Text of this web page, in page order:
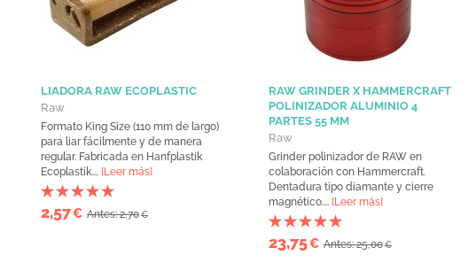
LIADORA RAW ECOPLASTIC
Raw
Formato King Size (110 mm de largo)
para liar fácilmente y de manera
regular. Fabricada en Hanfplastik
Ecoplastik.... [Leer más]
2,57€ Antes: 2,70€
RAW GRINDER X HAMMERCRAFT
POLINIZADOR ALUMINIO 4
PARTES 55 MM
Raw
Grinder polinizador de RAW en
colaboración con Hammercraft.
Dentadura tipo diamante y cierre
magnético.... [Leer más]
23,75€ Antes: 25,00€